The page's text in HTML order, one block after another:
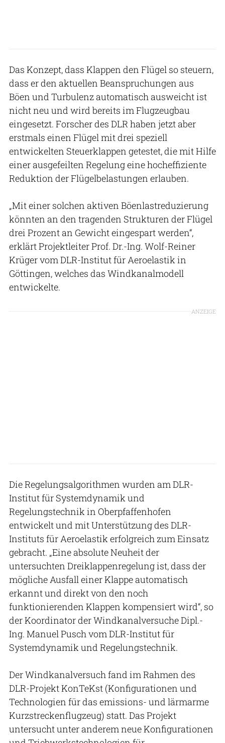
Das Konzept, dass Klappen den Flügel so steuern,
dass er den aktuellen Beanspruchungen aus
Böen und Turbulenz automatisch ausweicht ist
nicht neu und wird bereits im Flugzeugbau
eingesetzt. Forscher des DLR haben jetzt aber
erstmals einen Flügel mit drei speziell
entwickelten Steuerklappen getestet, die mit Hilfe
einer ausgefeilten Regelung eine hocheffiziente
Reduktion der Flügelbelastungen erlauben.
„Mit einer solchen aktiven Böenlastreduzierung
könnten an den tragenden Strukturen der Flügel
drei Prozent an Gewicht eingespart werden“,
erklärt Projektleiter Prof. Dr.-Ing. Wolf-Reiner
Krüger vom DLR-Institut für Aeroelastik in
Göttingen, welches das Windkanalmodell
entwickelte.
ANZEIGE
Die Regelungsalgorithmen wurden am DLR-
Institut für Systemdynamik und
Regelungstechnik in Oberpfaffenhofen
entwickelt und mit Unterstützung des DLR-
Instituts für Aeroelastik erfolgreich zum Einsatz
gebracht. „Eine absolute Neuheit der
untersuchten Dreiklappenregelung ist, dass der
mögliche Ausfall einer Klappe automatisch
erkannt und direkt von den noch
funktionierenden Klappen kompensiert wird“, so
der Koordinator der Windkanalversuche Dipl.-
Ing. Manuel Pusch vom DLR-Institut für
Systemdynamik und Regelungstechnik.
Der Windkanalversuch fand im Rahmen des
DLR-Projekt KonTeKst (Konfigurationen und
Technologien für das emissions- und lärmarme
Kurzstreckenflugzeug) statt. Das Projekt
untersucht unter anderem neue Konfigurationen